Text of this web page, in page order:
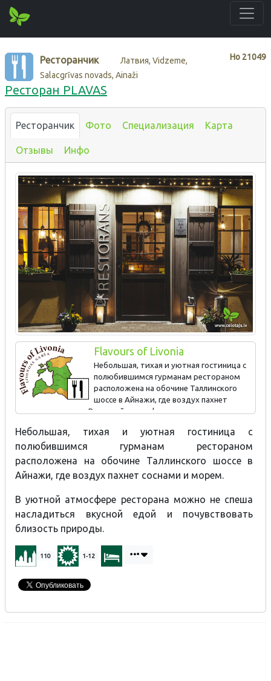
Нo 21049
Ресторанчик
Латвия, Vidzeme,
Salacgrīvas novads, Ainaži
Ресторан PLAVAS
Ресторанчик Фото Специализация Карта
Отзывы Инфо
Flavours of Livonia
Небольшая, тихая и уютная гостиница с
полюбившимся гурманам рестораном
расположена на обочине Таллинского
шоссе в Айнажи, где воздух пахнет
соснами и морем. В уютной атмосфере ресторана можно не
природы.
Небольшая, тихая и уютная гостиница с
полюбившимся гурманам рестораном
расположена на обочине Таллинского шоссе в
Айнажи, где воздух пахнет соснами и морем.
В уютной атмосфере ресторана можно не спеша
насладиться вкусной едой и почувствовать
близость природы.
110 1-12